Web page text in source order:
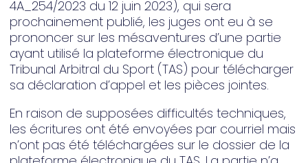
4A_254/2023 du 12 juin 2023), qui sera
prochainement publié, les juges ont eu à se
prononcer sur les mésaventures d’une partie
ayant utilisé la plateforme électronique du
Tribunal Arbitral du Sport (TAS) pour télécharger
sa déclaration d’appel et les pièces jointes.
En raison de supposées difficultés techniques,
les écritures ont été envoyées par courriel mais
n’ont pas été téléchargées sur le dossier de la